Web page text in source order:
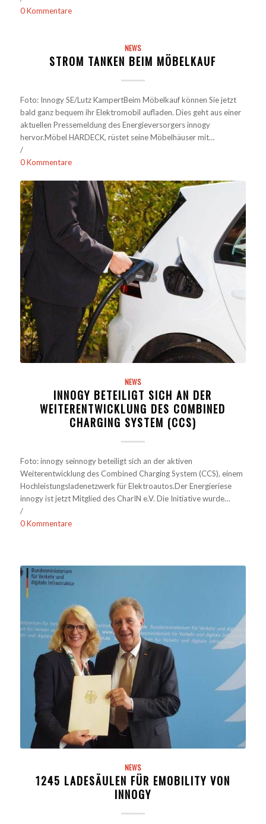
0 Kommentare
NEWS
STROM TANKEN BEIM MÖBELKAUF
Foto: Innogy SE/Lutz KampertBeim Möbelkauf können Sie jetzt
bald ganz bequem ihr Elektromobil aufladen. Dies geht aus einer
aktuellen Pressemeldung des Energieversorgers innogy
hervor.Möbel HARDECK, rüstet seine Möbelhäuser mit…
/
0 Kommentare
NEWS
INNOGY BETEILIGT SICH AN DER
WEITERENTWICKLUNG DES COMBINED
CHARGING SYSTEM (CCS)
Foto: innogy seinnogy beteiligt sich an der aktiven
Weiterentwicklung des Combined Charging System (CCS), einem
Hochleistungsladenetzwerk für Elektroautos.Der Energieriese
innogy ist jetzt Mitglied des CharIN e.V. Die Initiative wurde…
/
0 Kommentare
NEWS
1245 LADESÄULEN FÜR EMOBILITY VON
INNOGY